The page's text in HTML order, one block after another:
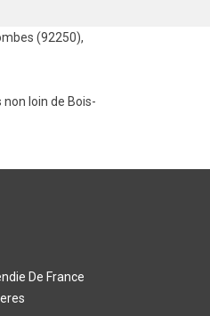
(92250),
loin de Bois-
De France